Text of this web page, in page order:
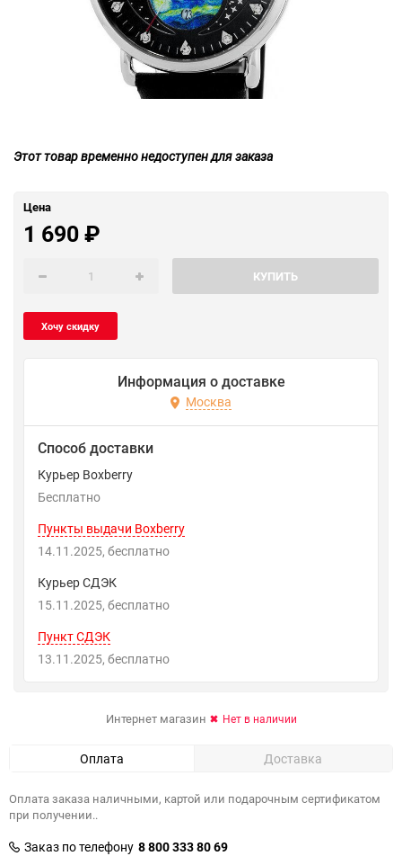
Этот товар временно недоступен для заказа
Цена
1 690₽
КУПИТЬ
Информация о доставке
Москва
Способ доставки
Курьер Boxberry
Бесплатно
Пункты выдачи Boxberry
14.11.2025
Бесплатно
Курьер СДЭК
15.11.2025
Бесплатно
Пункт СДЭК
13.11.2025
Бесплатно
Интернет магазин Нет в наличии
Оплата Доставка
Оплата заказа наличными, картой или подарочным сертификатом
при получении..
Заказ по телефону 8 800 333 80 69